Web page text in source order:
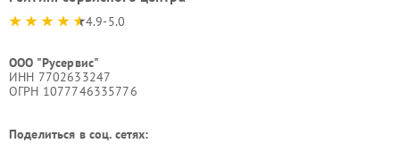
4.9-5.0
ООО "Русервис"
ИНН 7702633247
ОГРН 1077746335776
Поделиться в соц. сетях: